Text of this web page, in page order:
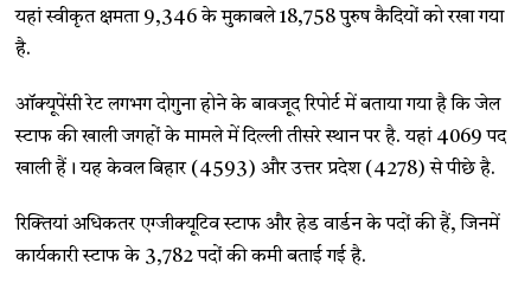
यहां स्वीकृत क्षमता 9,346 के मुकाबले 18,758 पुरुष कैदियों को रखा गया
है.
ऑक्यूपेंसी रेट लगभग दोगुना होने के बावजूद रिपोर्ट में बताया गया है कि जेल
स्टाफ की खाली जगहों के मामले में दिल्ली तीसरे स्थान पर है. यहां 4069 पद
खाली हैं। यह केवल बिहार (4593) और उत्तर प्रदेश (4278) से पीछे है.
रिक्तियां अधिकतर एग्जीक्यूटिव स्टाफ और हेड वार्डन के पदों की हैं, जिनमें
कार्यकारी स्टाफ के 3,782 पदों की कमी बताई गई है.